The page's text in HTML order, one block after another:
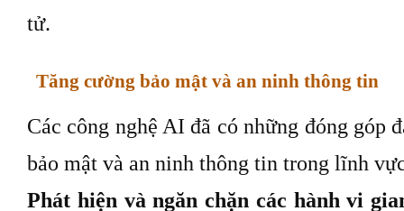
tử.
Tăng cường bảo mật và an ninh thông tin
Các công nghệ AI đã có những đóng góp
bảo mật và an ninh thông tin trong lĩnh
Phát hiện và ngăn chặn các hành vi